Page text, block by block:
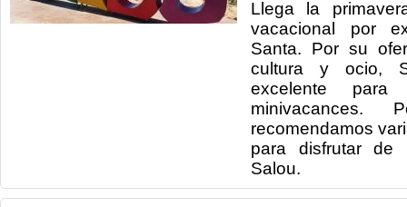
Llega la
vacacional por
Santa. Por su
cultura y ocio,
excelente
recomendamos
para disfrutar de
Salou.